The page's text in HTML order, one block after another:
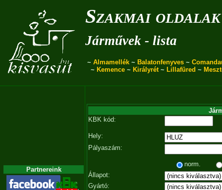
Szakmai oldalak
Járművek - lista
~ Almamellék ~ Balatonfenyves ~
~ Kemence~ Királyrét~ Lillafüred ~
Partnereink
KBK kód:
Hely:
Pályaszám:
norm.
Állapot:
Gyártó: